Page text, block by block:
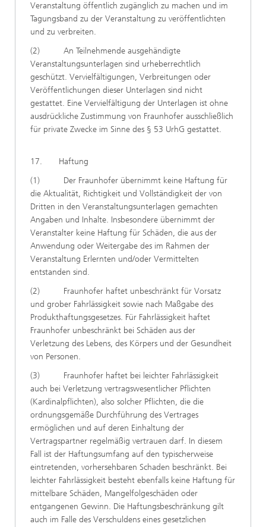
Veranstaltung öffentlich zugänglich zu machen und im
Tagungsband zu der Veranstaltung zu veröffentlichten
und zu verbreiten.
(2) An Teilnehmende ausgehändigte
Veranstaltungsunterlagen sind urheberrechtlich
geschützt. Vervielfältigungen, Verbreitungen oder
Veröffentlichungen dieser Unterlagen sind nicht
gestattet. Eine Vervielfältigung der Unterlagen ist ohne
ausdrückliche Zustimmung von Fraunhofer ausschließlich
für private Zwecke im Sinne des § 53 UrhG gestattet.
17. Haftung
(1) Der Fraunhofer übernimmt keine Haftung für
die Aktualität, Richtigkeit und Vollständigkeit der von
Dritten in den Veranstaltungsunterlagen gemachten
Angaben und Inhalte. Insbesondere übernimmt der
Veranstalter keine Haftung für Schäden, die aus der
Anwendung oder Weitergabe des im Rahmen der
Veranstaltung Erlernten und/oder Vermittelten
entstanden sind.
(2) Fraunhofer haftet unbeschränkt für Vorsatz
und grober Fahrlässigkeit sowie nach Maßgabe des
Produkthaftungsgesetzes. Für Fahrlässigkeit haftet
Fraunhofer unbeschränkt bei Schäden aus der
Verletzung des Lebens, des Körpers und der Gesundheit
von Personen.
(3) Fraunhofer haftet bei leichter Fahrlässigkeit
auch bei Verletzung vertragswesentlicher Pflichten
(Kardinalpflichten), also solcher Pflichten, die die
ordnungsgemäße Durchführung des Vertrages
ermöglichen und auf deren Einhaltung der
Vertragspartner regelmäßig vertrauen darf. In diesem
Fall ist der Haftungsumfang auf den typischerweise
eintretenden, vorhersehbaren Schaden beschränkt. Bei
leichter Fahrlässigkeit besteht ebenfalls keine Haftung für
mittelbare Schäden, Mangelfolgeschäden oder
entgangenen Gewinn. Die Haftungsbeschränkung gilt
auch im Falle des Verschuldens eines gesetzlichen